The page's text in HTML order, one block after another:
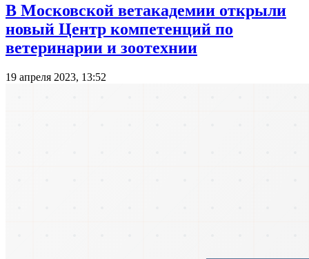
В Московской ветакадемии открыли
новый Центр компетенций по
ветеринарии и зоотехнии
19 апреля 2023, 13:52